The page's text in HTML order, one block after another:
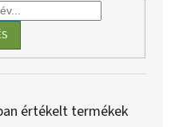
értékelt termékek